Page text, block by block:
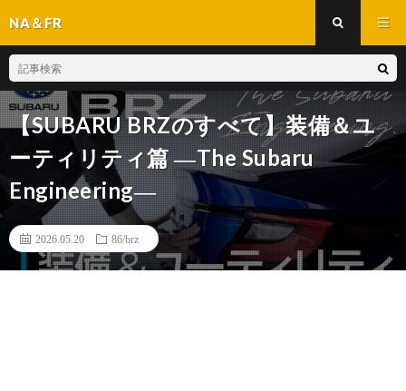
NA＆FR
【SUBARU BRZのすべて】装備＆ユ
ーティリティ篇 ―The Subaru
Engineering―
2026.05.20 86/brz